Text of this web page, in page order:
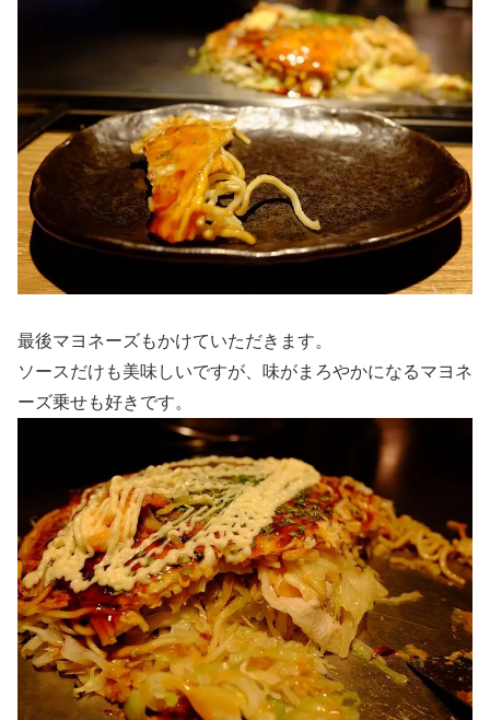
最後マヨネーズもかけていただきます。
ソースだけも美味しいですが、味がまろやかになるマヨネ
ーズ乗せも好きです。